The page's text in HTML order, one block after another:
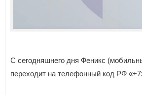
С сегодняшнего дня Феникс
переходит на телефонный код РФ